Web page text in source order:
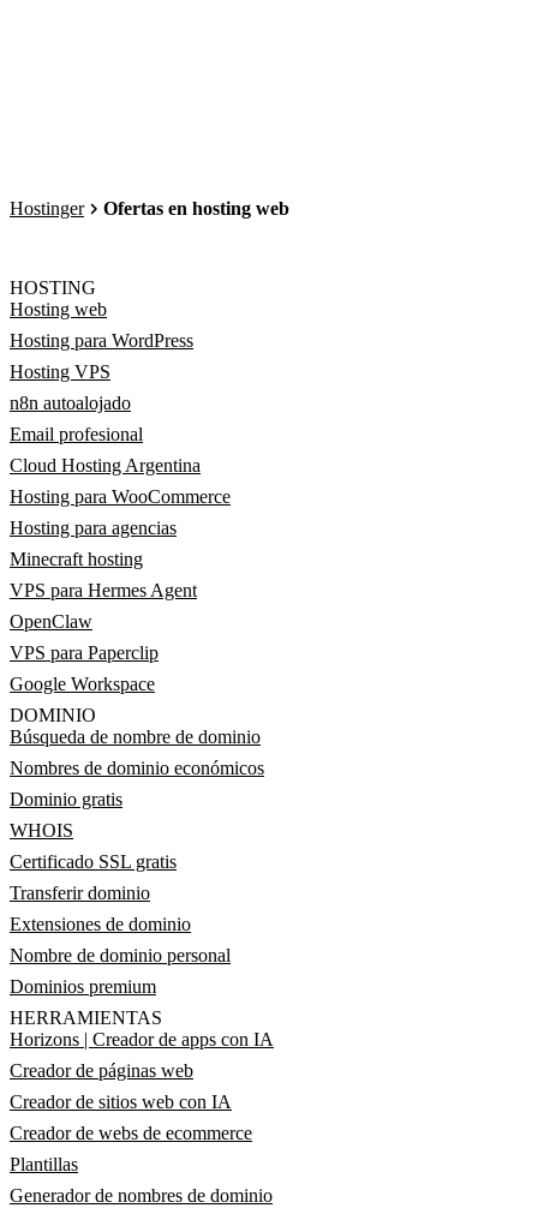
Hostinger Ofertas en hosting web
HOSTING
Hosting web
Hosting para WordPress
Hosting VPS
n8n autoalojado
Email profesional
Cloud Hosting Argentina
Hosting para WooCommerce
Hosting para agencias
Minecraft hosting
VPS para Hermes Agent
OpenClaw
VPS para Paperclip
Google Workspace
DOMINIO
Búsqueda de nombre de dominio
Nombres de dominio económicos
Dominio gratis
WHOIS
Certificado SSL gratis
Transferir dominio
Extensiones de dominio
Nombre de dominio personal
Dominios premium
HERRAMIENTAS
Horizons | Creador de apps con IA
Creador de páginas web
Creador de sitios web con IA
Creador de webs de ecommerce
Plantillas
Generador de nombres de dominio